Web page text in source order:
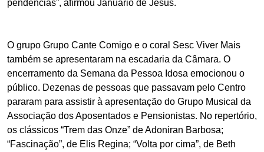
pendências”, afirmou Januário de Jesus.
O grupo Grupo Cante Comigo e o coral Sesc Viver Mais
também se apresentaram na escadaria da Câmara. O
encerramento da Semana da Pessoa Idosa emocionou o
público. Dezenas de pessoas que passavam pelo Centro
pararam para assistir à apresentação do Grupo Musical da
Associação dos Aposentados e Pensionistas. No repertório,
os clássicos “Trem das Onze” de Adoniran Barbosa;
“Fascinação”, de Elis Regina; “Volta por cima”, de Beth